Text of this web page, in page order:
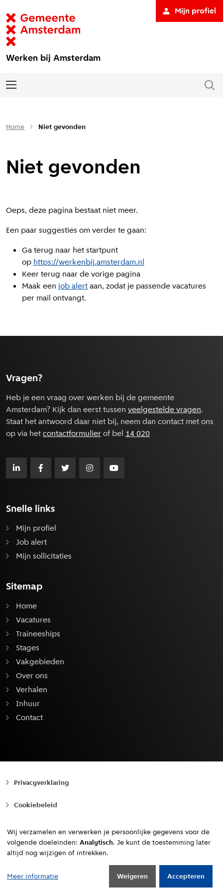
Werken bij Amsterdam
Mijn profiel
Home Niet gevonden
Niet gevonden
Oeps, deze pagina bestaat niet meer.
Een paar suggesties om verder te gaan:
Ga terug naar het startpunt
op https://werkenbij.amsterdam.nl
Keer terug naar de vorige pagina
Maak een job alertaan, zodat je passende vacatures
per mail ontvangt.
Vragen?
Heb je een vraag over werken bij de gemeente
Amsterdam? Kijk dan eerst tussen veelgestelde vragen.
Staat het antwoord daar niet bij, neem dan contact met ons
op via hetcontactformulierof bel 14 020
Snelle links
Mijn profiel
Job alert
Mijn sollicitaties
Sitemap
Home
Vacatures
Traineeships
Stages
Vakgebieden
Over ons
Verhalen
Inhuur
Contact
Privacyverklaring
Cookiebeleid
Toegankelijkheid
Copyright © 2010 - 2026, Gemeente Amsterdam
Naar boven
Wij verzamelen en verwerken je persoonlijke gegevens voor de
volgende doeleinden: Analytisch. Je kunt de toestemming later
altijd nog wijzigen of intrekken.
Meer informatie Weigeren Accepteren